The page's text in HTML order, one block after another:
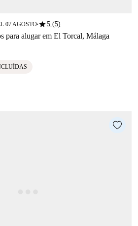
07 AGOSTO■star5 (5)
para alugar em El Torcal, Málaga